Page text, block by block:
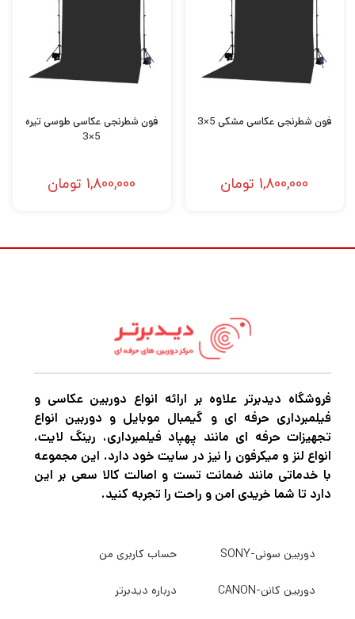
فون شطرنجی عکاسی مشکی 5×3
1,800,000 تومان
فون شطرنجی عکاسی طوسی تیره
5×3
1,800,000 تومان
فروشگاه دیدبرتر علاوه بر ارائه انواع دوربین عکاسی و
فیلمبرداری حرفه ای و گیمبال موبایل و دوربین انواع
تجهیزات حرفه ای مانند پهپاد فیلمبرداری، رینگ لایت،
انواع لنز و میکرفون را نیز در سایت خود دارد. این مجموعه
با خدماتی مانند ضمانت تست و اصالت کالا سعی بر این
دارد تا شما خریدی امن و راحت را تجربه کنید.
دوربین سونی-SONY
دوربین کانن-CANON
حساب کاربری من
درباره دیدبرتر